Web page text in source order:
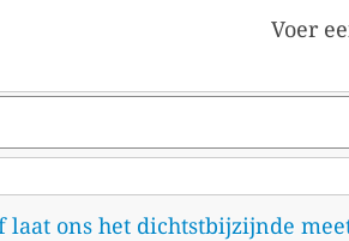
Voer
laat ons het dichtstbijzijnde